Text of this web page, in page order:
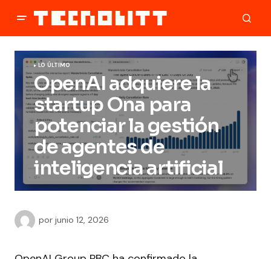
LO ÚLTIMO
OpenAI adquiere la
startup Ona para
potenciar la gestión
de agentes de
inteligencia artificial
por junio 12, 2026